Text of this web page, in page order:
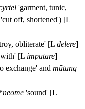
'garment, tunic,
'cut off, shortened') [L
obliterate' [L delere]
with' [L imputare]
exchange' and mūtung
nēome 'sound' [L